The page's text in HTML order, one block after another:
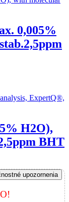
0,005%
H2O),
BHT
upozornenia